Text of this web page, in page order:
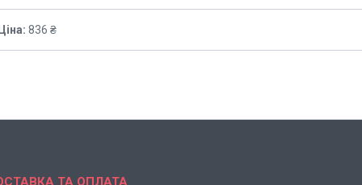
836 ₴
ТА ОПЛАТА